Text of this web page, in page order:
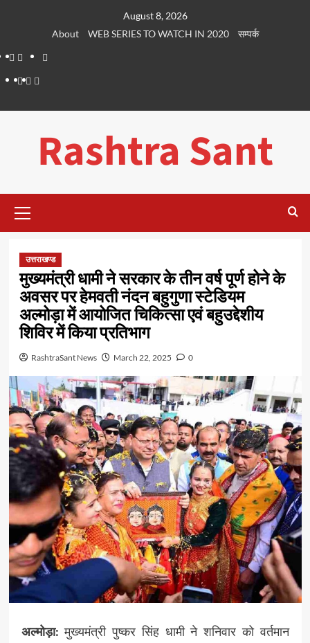
August 8, 2026
About
WEB SERIES TO WATCH IN 2020
सम्पर्क
About
WEB
SERIES
Dehradun
LifePlaces
सम्पर्क
Rashtra Sant
Menu
उत्तराखण्ड
मुख्यमंत्री धामी ने सरकार के तीन वर्ष पूर्ण होने के
अवसर पर हेमवती नंदन बहुगुणा स्टेडियम
अल्मोड़ा में आयोजित चिकित्सा एवं बहुउद्देशीय
शिविर में किया प्रतिभाग
RashtraSant News March 22, 2025 0
अल्मोड़ा:मुख्यमंत्री पुष्कर सिंह धामी ने शनिवार को वर्तमान